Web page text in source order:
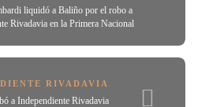
liquidó a Baliño por el robo a
Rivadavia en la Primera Nacional
RIVADAVIA
a Independiente Rivadavia